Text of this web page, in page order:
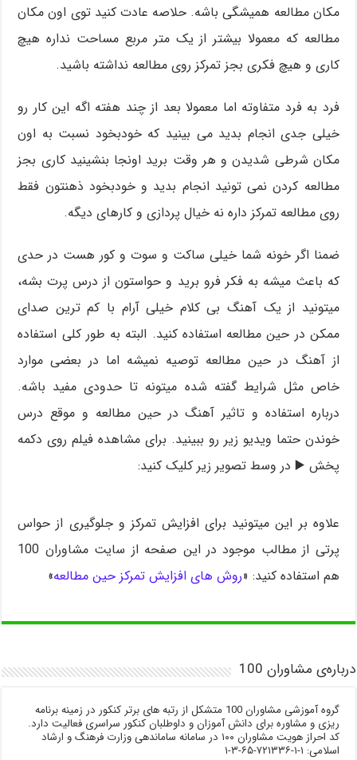
مکان مطالعه همیشگی باشه. حلاصه عادت کنید توی اون مکان
مطالعه که معمولا بیشتر از یک متر مربع مساحت نداره هیچ
کاری و هیچ فکری بجز تمرکز روی مطالعه نداشته باشید.
فرد به فرد متفاوته اما معمولا بعد از چند هفته اگه این کار رو
خیلی جدی انجام بدید می بینید که خودبخود نسبت به اون
مکان شرطی شدیدن و هر وقت برید اونجا بنشینید کاری بجز
مطالعه کردن نمی تونید انجام بدید و خودبخود ذهنتون فقط
روی مطالعه تمرکز داره نه خیال پردازی و کارهای دیگه.
ضمنا اگر خونه شما خیلی ساکت و سوت و کور هست در حدی
که باعث میشه به فکر فرو برید و حواستون از درس پرت بشه،
میتونید از یک آهنگ بی کلام خیلی آرام با کم ترین صدای
ممکن در حین مطالعه استفاده کنید. البته به طور کلی استفاده
از آهنگ در حین مطالعه توصیه نمیشه اما در بعضی موارد
خاص مثل شرایط گفته شده میتونه تا حدودی مفید باشه.
درباره استفاده و تاثیر آهنگ در حین مطالعه و موقع درس
خوندن حتما ویدیو زیر رو ببینید. برای مشاهده فیلم روی دکمه
پخش ▶️ در وسط تصویر زیر کلیک کنید:
علاوه بر این میتونید برای افزایش تمرکز و جلوگیری از حواس
پرتی از مطالب موجود در این صفحه از سایت مشاوران 100
هم استفاده کنید: «روش های افزایش تمرکز حین مطالعه»
درباره‌ی مشاوران 100
گروه آموزشی مشاوران 100 متشکل از رتبه های برتر کنکور در زمینه برنامه
ریزی و مشاوره برای دانش آموزان و داوطلبان کنکور سراسری فعالیت دارد.
کد احراز هویت مشاوران ۱۰۰ در سامانه ساماندهی وزارت فرهنگ و ارشاد
اسلامی: ۱-۱-۷۲۱۳۳۶-۶۵-۳-۱